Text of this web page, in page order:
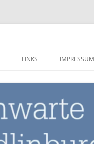
LINKS IMPRESSUM